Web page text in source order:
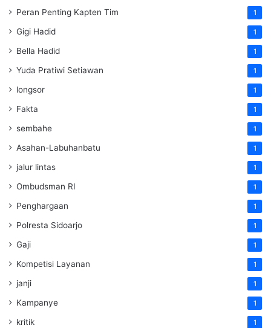
Peran Penting Kapten Tim 1
Gigi Hadid 1
Bella Hadid 1
Yuda Pratiwi Setiawan 1
longsor 1
Fakta 1
sembahe 1
Asahan-Labuhanbatu 1
jalur lintas 1
Ombudsman RI 1
Penghargaan 1
Polresta Sidoarjo 1
Gaji 1
Kompetisi Layanan 1
janji 1
Kampanye 1
kritik 1